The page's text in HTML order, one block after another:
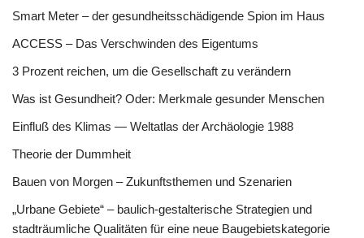
Smart Meter – der gesundheitsschädigende Spion im Haus
ACCESS – Das Verschwinden des Eigentums
3 Prozent reichen, um die Gesellschaft zu verändern
Was ist Gesundheit? Oder: Merkmale gesunder Menschen
Einfluß des Klimas — Weltatlas der Archäologie 1988
Theorie der Dummheit
Bauen von Morgen – Zukunftsthemen und Szenarien
„Urbane Gebiete“ – baulich-gestalterische Strategien und
stadträumliche Qualitäten für eine neue Baugebietskategorie